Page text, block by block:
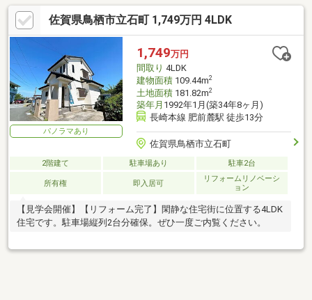
同じ敷地内に店舗がございます。店舗には駐車場もございますの
でお車でお越しの際ご利用ください。キッズスペースもございま
すのでお子様とご一緒に安心してご来店ください。心よりお待ち
しております。
佐賀県鳥栖市立石町 1,749万円 4LDK
パノラマあり
1,749万円
間取り 4LDK
建物面積109.44m2
土地面積181.82m2
築年月 1992年1月(築34年8ヶ月)
長崎本線 肥前麓駅 徒歩13分
佐賀県鳥栖市立石町
2階建て 駐車場あり 駐車2台
所有権 即入居可
リフォームリノベーシ
ョン
【見学会開催】【リフォーム完了】閑静な住宅街に位置する4LDK
住宅です。駐車場縦列2台分確保。ぜひ一度ご内覧ください。